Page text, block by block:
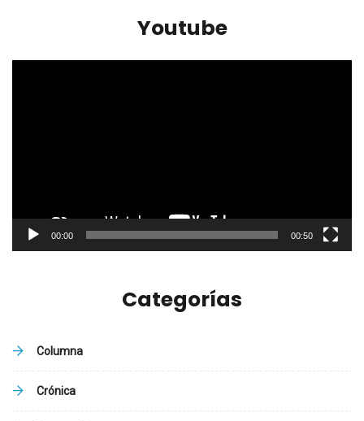
Youtube
00:00 00:50
Categorías
Columna
Crónica